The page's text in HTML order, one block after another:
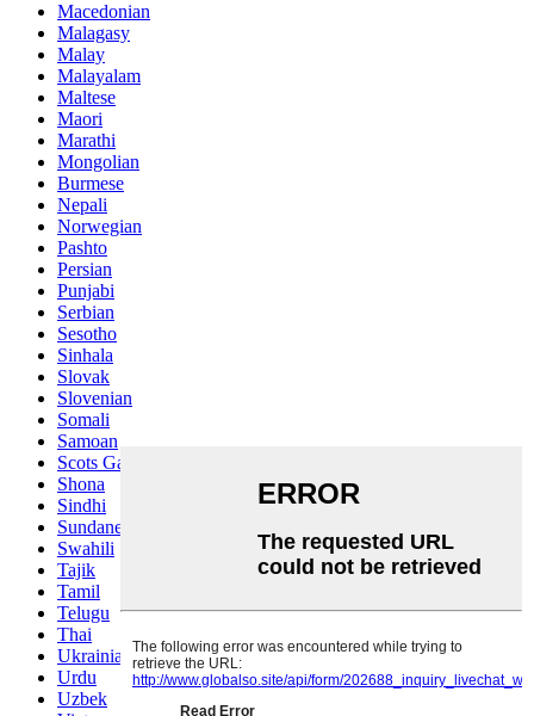
Macedonian
Malagasy
Malay
Malayalam
Maltese
Maori
Marathi
Mongolian
Burmese
Nepali
Norwegian
Pashto
Persian
Punjabi
Serbian
Sesotho
Sinhala
Slovak
Slovenian
Somali
Samoan
Scots Gaelic
Shona
Sindhi
Sundanese
Swahili
Tajik
Tamil
Telugu
Thai
Ukrainian
Urdu
Uzbek